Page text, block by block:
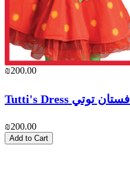
₪200.00
Tutti's Dress فستان توتي
₪200.00
Add to Cart